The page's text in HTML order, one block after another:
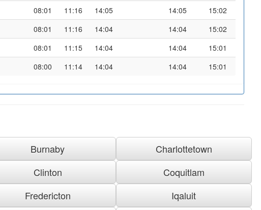
08:01 11:16 14:05 14:05
15:02
08:01 11:16 14:04 14:04
15:02
08:01 11:15 14:04 14:04
15:01
08:00 11:14 14:04 14:04 15:01
Burnaby
Charlottetown
Clinton
Coquitlam
Fredericton
Iqaluit